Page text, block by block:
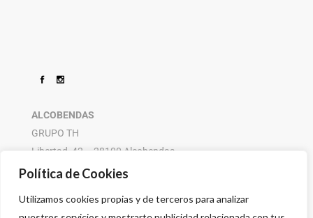
Política de Cookies
Utilizamos cookies propias y de terceros para analizar
ALCOBENDAS
GRUPO TH
Libertad, 42 – 28100 Alcobendas
916 614 580 – 608 505 532